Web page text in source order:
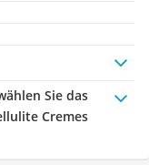
Sie das
Cremes